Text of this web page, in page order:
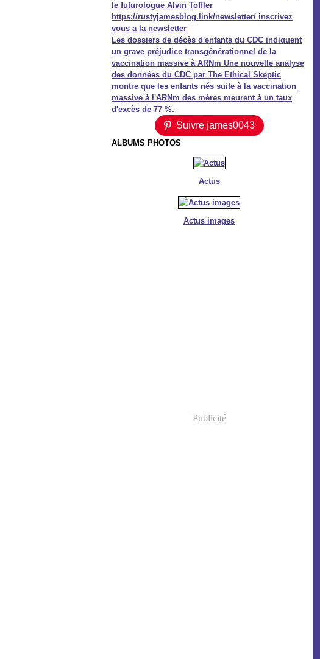
le futurologue Alvin Toffler
https://rustyjamesblog.link/newsletter/ inscrivez
vous a la newsletter
Les dossiers de décès d'enfants du CDC indiquent
un grave préjudice transgénérationnel de la
vaccination massive à ARNm Une nouvelle analyse
des données du CDC par The Ethical Skeptic
montre que les enfants nés suite à la vaccination
massive à l'ARNm des mères meurent à un taux
d'excès de 77 %.
Suivre james0043
ALBUMS PHOTOS
Actus
Actus images
Publicité